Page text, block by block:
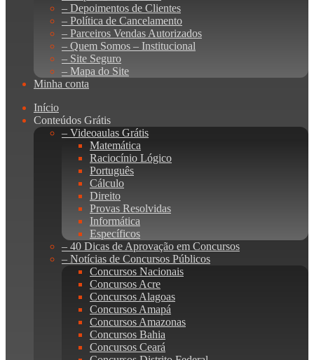
– Depoimentos de Clientes
– Política de Cancelamento
– Parceiros Vendas Autorizados
– Quem Somos – Institucional
– Site Seguro
– Mapa do Site
Minha conta
Início
Conteúdos Grátis
– Videoaulas Grátis
Matemática
Raciocínio Lógico
Português
Cálculo
Direito
Provas Resolvidas
Informática
Específicos
– 40 Dicas de Aprovação em Concursos
– Notícias de Concursos Públicos
Concursos Nacionais
Concursos Acre
Concursos Alagoas
Concursos Amapá
Concursos Amazonas
Concursos Bahia
Concursos Ceará